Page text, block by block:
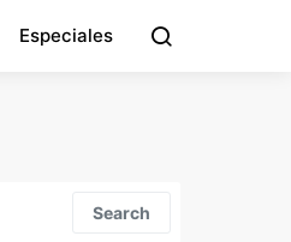
Especiales
Search